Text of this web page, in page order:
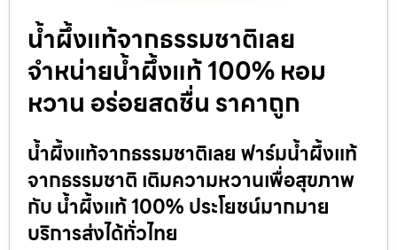
น้ำผึ้งแท้จากธรรมชาติเลย
จำหน่ายน้ำผึ้งแท้ 100% หอม
หวาน อร่อยสดชื่น ราคาถูก
น้ำผึ้งแท้จากธรรมชาติเลย ฟาร์มน้ำผึ้งแท้
จากธรรมชาติ เติมความหวานเพื่อสุขภาพ
กับ น้ำผึ้งแท้ 100% ประโยชน์มากมาย
บริการส่งได้ทั่วไทย